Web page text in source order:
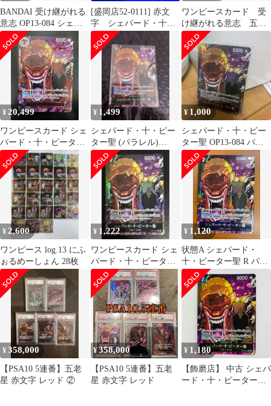
BANDAI 受け継がれる
意志 OP13-084 シェパ
ード・十・ピーター聖
Rパラレル
[盛岡店52-0111] 赤文
字 シェパード・十・
ピーター聖 Rパラレル
OP13-084 赤箔パラレル
[中古/パケ]
ワンピースカード 受
け継がれる意志 五老
星 GODパック ゴッド
パック イム抜き
¥ 20,499
ワンピースカード シェ
パード・十・ピーター
聖 特別パラレル OP13-
084★ 受け継がれる意
志
¥ 1,499
シェパード・十・ピー
ター聖 (パラレル)
OP13-084
¥ 1,000
シェパード・十・ピー
ター聖 OP13-084 パラ
レル
¥ 2,600
ワンピース log.13 にふ
ぉるめーしょん 28枚
¥ 1,222
ワンピースカード シェ
パード・十・ピーター
聖 R パラレル OP13-
084
¥ 1,120
状態A シェパード・
十・ピーター聖 R パラ
レル OP13-084 芥見
下々 ★ ONE PIECE ワ
ンピースカードゲーム
¥358,000
【PSA10 5連番】五老
星 赤文字 レッド ②
¥358,000
【PSA10 5連番】五老
星 赤文字 レッド
¥ 1,180
【飾磨店】 中古 シェパ
ード・十・ピーター聖